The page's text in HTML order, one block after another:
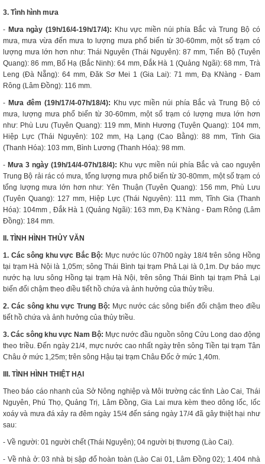
3. Tình hình mưa
- Mưa ngày (19h/16/4-19h/17/4): Khu vực miền núi phía Bắc và Trung Bộ có
mưa, mưa vừa đến mưa to lượng mưa phổ biến từ 30-60mm, một số trạm có
lượng mưa lớn hơn như: Thái Nguyên (Thái Nguyên): 87 mm, Tiến Bộ (Tuyên
Quang): 86 mm, Bố Hạ (Bắc Ninh): 64 mm, Đắk Hà 1 (Quảng Ngãi): 68 mm, Trà
Leng (Đà Nẵng): 64 mm, Đăk Sơ Mei 1 (Gia Lai): 71 mm, Đạ KNàng - Đam
Rông (Lâm Đồng): 116 mm.
- Mưa đêm (19h/17/4-07h/18/4): Khu vực miền núi phía Bắc và Trung Bộ có
mưa, lượng mưa phổ biến từ 30-60mm, một số trạm có lượng mưa lớn hơn
như: Phù Lưu (Tuyên Quang): 119 mm, Minh Hương (Tuyên Quang): 104 mm,
Hiệp Lực (Thái Nguyên): 102 mm, Hạ Lạng (Cao Bằng): 88 mm, Tĩnh Gia
(Thanh Hóa): 103 mm, Bình Lương (Thanh Hóa): 98 mm.
- Mưa 3 ngày (19h/14/4-07h/18/4): Khu vực miền núi phía Bắc và cao nguyên
Trung Bộ rải rác có mưa, tổng lượng mưa phổ biến từ 30-80mm, một số trạm có
tổng lượng mưa lớn hơn như: Yên Thuận (Tuyên Quang): 156 mm, Phù Lưu
(Tuyên Quang): 127 mm, Hiệp Lực (Thái Nguyên): 111 mm, Tĩnh Gia (Thanh
Hóa): 104mm , Đắk Hà 1 (Quảng Ngãi): 163 mm, Đạ K’Nàng - Đam Rông (Lâm
Đồng): 184 mm.
II. TÌNH HÌNH THỦY VĂN
1. Các sông khu vực Bắc Bộ: Mực nước lúc 07h00 ngày 18/4 trên sông Hồng
tại trạm Hà Nội là 1,05m; sông Thái Bình tại trạm Phả Lại là 0,1m. Dự báo mực
nước hạ lưu sông Hồng tại trạm Hà Nội, trên sông Thái Bình tại trạm Phả Lại
biến đổi chậm theo điều tiết hồ chứa và ảnh hưởng của thủy triều.
2. Các sông khu vực Trung Bộ: Mực nước các sông biến đổi chậm theo điều
tiết hồ chứa và ảnh hưởng của thủy triều.
3. Các sông khu vực Nam Bộ: Mực nước đầu nguồn sông Cửu Long dao động
theo triều. Đến ngày 21/4, mực nước cao nhất ngày trên sông Tiền tại trạm Tân
Châu ở mức 1,25m; trên sông Hậu tại trạm Châu Đốc ở mức 1,40m.
III. TÌNH HÌNH THIỆT HẠI
Theo báo cáo nhanh của Sở Nông nghiệp và Môi trường các tỉnh Lào Cai, Thái
Nguyên, Phú Thọ, Quảng Trị, Lâm Đồng, Gia Lai mưa kèm theo dông lốc, lốc
xoáy và mưa đá xảy ra đêm ngày 15/4 đến sáng ngày 17/4 đã gây thiệt hại như
sau:
- Về người: 01 người chết (Thái Nguyên); 04 người bị thương (Lào Cai).
- Về nhà ở: 03 nhà bị sập đổ hoàn toàn (Lào Cai 01, Lâm Đồng 02); 1.404 nhà